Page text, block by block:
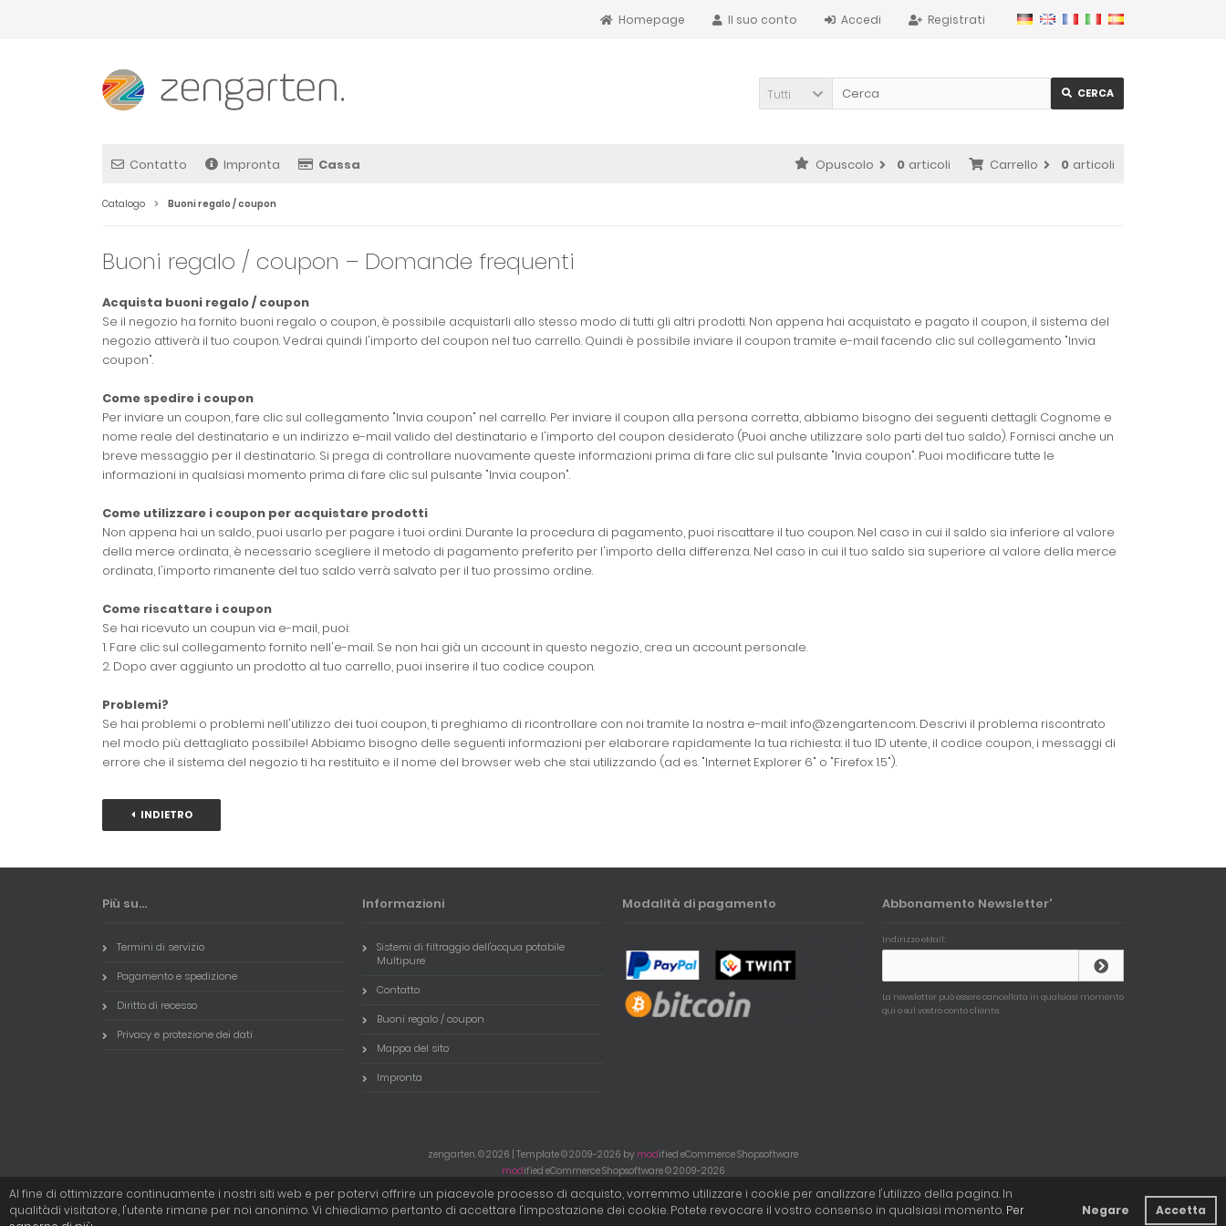
Registrati
Accedi
Il suo conto
Homepage
Tutti CERCA
Contatto Impronta Cassa Carrello 0 articoli
Opuscolo 0 articoli
Catalogo Buoni regalo / coupon
Buoni regalo / coupon – Domande frequenti
Acquista buoni regalo / coupon
Se il negozio ha fornito buoni regalo o coupon, è possibile acquistarli allo stesso modo di tutti gli altri prodotti. Non appena hai acquistato e pagato il coupon, il sistema del
negozio attiverà il tuo coupon. Vedrai quindi l'importo del coupon nel tuo carrello. Quindi è possibile inviare il coupon tramite e-mail facendo clic sul collegamento "Invia
coupon".
Come spedire i coupon
Per inviare un coupon, fare clic sul collegamento "Invia coupon" nel carrello. Per inviare il coupon alla persona corretta, abbiamo bisogno dei seguenti dettagli: Cognome e
nome reale del destinatario e un indirizzo e-mail valido del destinatario e l'importo del coupon desiderato (Puoi anche utilizzare solo parti del tuo saldo). Fornisci anche un
breve messaggio per il destinatario. Si prega di controllare nuovamente queste informazioni prima di fare clic sul pulsante "Invia coupon". Puoi modificare tutte le
informazioni in qualsiasi momento prima di fare clic sul pulsante "Invia coupon".
Come utilizzare i coupon per acquistare prodotti
Non appena hai un saldo, puoi usarlo per pagare i tuoi ordini. Durante la procedura di pagamento, puoi riscattare il tuo coupon. Nel caso in cui il saldo sia inferiore al valore
della merce ordinata, è necessario scegliere il metodo di pagamento preferito per l'importo della differenza. Nel caso in cui il tuo saldo sia superiore al valore della merce
ordinata, l'importo rimanente del tuo saldo verrà salvato per il tuo prossimo ordine.
Come riscattare i coupon
Se hai ricevuto un coupun via e-mail, puoi:
1. Fare clic sul collegamento fornito nell'e-mail. Se non hai già un account in questo negozio, crea un account personale.
2. Dopo aver aggiunto un prodotto al tuo carrello, puoi inserire il tuo codice coupon.
Problemi?
Se hai problemi o problemi nell'utilizzo dei tuoi coupon, ti preghiamo di ricontrollare con noi tramite la nostra e-mail: info@zengarten.com. Descrivi il problema riscontrato
nel modo più dettagliato possibile! Abbiamo bisogno delle seguenti informazioni per elaborare rapidamente la tua richiesta: il tuo ID utente, il codice coupon, i messaggi di
errore che il sistema del negozio ti ha restituito e il nome del browser web che stai utilizzando (ad es. "Internet Explorer 6" o "Firefox 1.5").
INDIETRO
Più su...
Termini di servizio
Pagamento e spedizione
Diritto di recesso
Privacy e protezione dei dati
Informazioni
Sistemi di filtraggio dell'acqua potabile
Multipure
Contatto
Buoni regalo / coupon
Mappa del sito
Impronta
Modalità di pagamento Abbonamento Newsletter'
Indirizzo eMail:
La newsletter può essere cancellata in qualsiasi momento
qui o sul vostro conto cliente.
zengarten. © 2026 | Template © 2009-2026 by modified eCommerce Shopsoftware
modified eCommerce Shopsoftware © 2009-2026
Al fine di ottimizzare continuamente i nostri siti web e per potervi offrire un piacevole processo di acquisto, vorremmo utilizzare i cookie per analizzare l'utilizzo della pagina. In
qualitàdi visitatore, l'utente rimane per noi anonimo. Vi chiediamo pertanto di accettare l'impostazione dei cookie. Potete revocare il vostro consenso in qualsiasi momento. Per
Negare Accetta